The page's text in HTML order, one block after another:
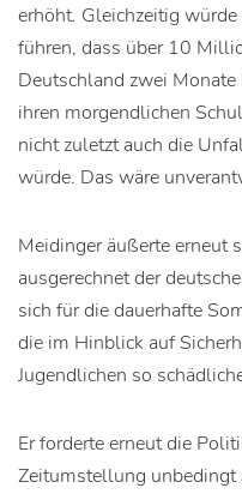
erhöht. Gleichzeitig
führen, dass über 10
Deutschland zwei
ihren morgendlichen
nicht zuletzt auch die
würde. Das wäre
Meidinger äußerte erneut
ausgerechnet der
sich für die dauerhafte
die im Hinblick auf
Jugendlichen so
Er forderte erneut die
Zeitumstellung